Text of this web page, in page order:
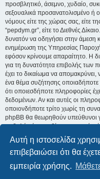
Αυτή η ιστοσελίδα
επιβεβαιώσει ότι θα
εμπειρία χρήσης.
προσβλητικό, άσεμνο, χυδαίο,
σεξουαλικά προσανατολισμένο ή
νόμους είτε της χώρας σας, είτε
“pepdym.gr”, είτε το Διεθνές
δυνατόν να οδηγήσει στην άμεση
ενημέρωση της Υπηρεσίας
εφόσον κρίνουμε απαραίτητο. Η
για τη δυνατότητα επιβολής των
έχει το δικαίωμα να απομακρύνει,
ένα θέμα συζήτησης οποιαδήποτε
ότι οποιεσδήποτε πληροφορίες
δεδομένων. Αν και αυτές οι
οποιονδήποτε τρίτο χωρίς τη
phpBB θα θεωρηθούν υπεύθυνοι
εισβολής ή παραβίασης η οποία
των δεδομένων.